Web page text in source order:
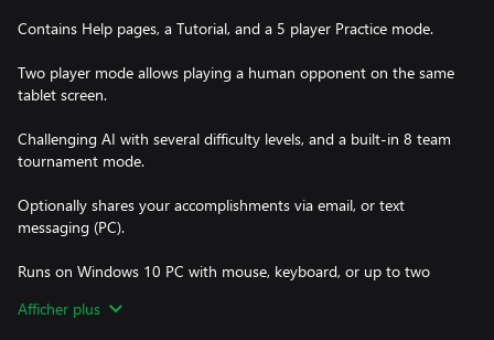
Contains Help pages, a Tutorial, and a 5 player Practice mode.
Two player mode allows playing a human opponent on the same
tablet screen.
Challenging AI with several difficulty levels, and a built-in 8 team
tournament mode.
Optionally shares your accomplishments via email, or text
messaging (PC).
Runs on Windows 10 PC with mouse, keyboard, or up to two
Runs on Xbox with up to two controllers.
Afficher plus